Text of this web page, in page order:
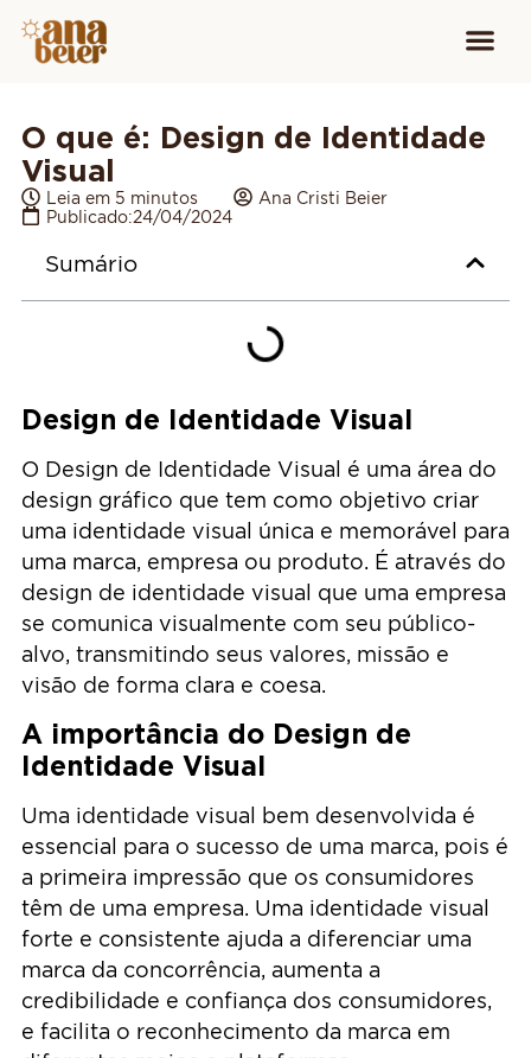
O que é: Design de Identidade
Visual
Leia em 5 minutos
Ana Cristi Beier
Publicado:24/04/2024
Sumário
Design de Identidade Visual
O Design de Identidade Visual é uma área do
design gráfico que tem como objetivo criar
uma identidade visual única e memorável para
uma marca, empresa ou produto. É através do
design de identidade visual que uma empresa
se comunica visualmente com seu público-
alvo, transmitindo seus valores, missão e
visão de forma clara e coesa.
A importância do Design de
Identidade Visual
Uma identidade visual bem desenvolvida é
essencial para o sucesso de uma marca, pois é
a primeira impressão que os consumidores
têm de uma empresa. Uma identidade visual
forte e consistente ajuda a diferenciar uma
marca da concorrência, aumenta a
credibilidade e confiança dos consumidores,
e facilita o reconhecimento da marca em